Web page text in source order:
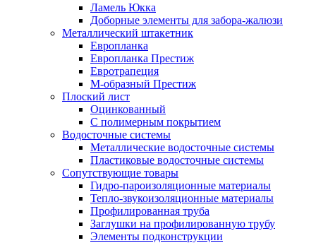
Ламель Юкка
Доборные элементы для забора-жалюзи
Металлический штакетник
Европланка
Европланка Престиж
Евротрапеция
М-образный Престиж
Плоский лист
Оцинкованный
С полимерным покрытием
Водосточные системы
Металлические водосточные системы
Пластиковые водосточные системы
Сопутствующие товары
Гидро-пароизоляционные материалы
Тепло-звукоизоляционные материалы
Профилированная труба
Заглушки на профилированную трубу
Элементы подконструкции